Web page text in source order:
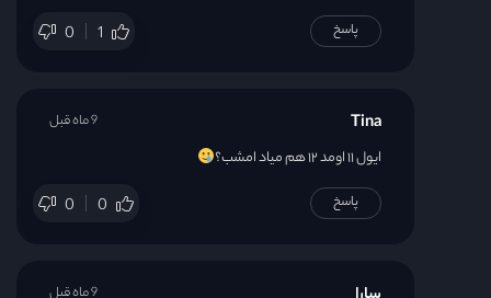
0 1 پاسخ
Tina
ایول ۱۱ اومد ۱۲ هم میاد امشب؟
0 0
9 ماه قبل
پاسخ